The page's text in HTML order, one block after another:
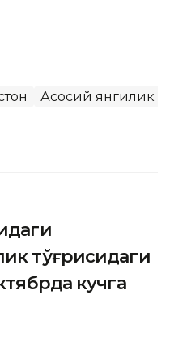
Асосий янгилик
тўғрисидаги
кучга